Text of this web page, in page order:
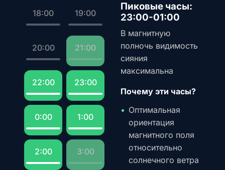
18:00 19:00
20:00 21:00
22:00 23:00
0:00 1:00
2:00 3:00
Пиковые часы:
23:00-01:00
В магнитную
полночь видимость
сияния
максимальна
Почему эти часы?
Оптимальная
ориентация
магнитного поля
относительно
солнечного ветра